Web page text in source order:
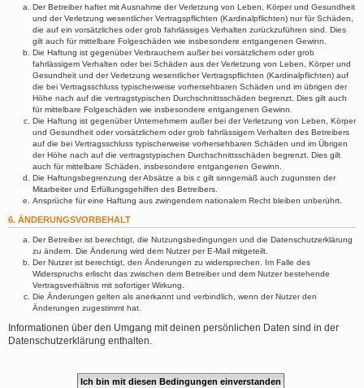
Der Betreiber haftet mit Ausnahme der Verletzung von Leben, Körper und Gesundheit
und der Verletzung wesentlicher Vertragspflichten (Kardinalpflichten) nur für Schäden,
die auf ein vorsätzliches oder grob fahrlässiges Verhalten zurückzuführen sind. Dies
gilt auch für mittelbare Folgeschäden wie insbesondere entgangenen Gewinn.
Die Haftung ist gegenüber Verbrauchern außer bei vorsätzlichem oder grob
fahrlässigem Verhalten oder bei Schäden aus der Verletzung von Leben, Körper und
Gesundheit und der Verletzung wesentlicher Vertragspflichten (Kardinalpflichten) auf
die bei Vertragsschluss typischerweise vorhersehbaren Schäden und im übrigen der
Höhe nach auf die vertragstypischen Durchschnittsschäden begrenzt. Dies gilt auch
für mittelbare Folgeschäden wie insbesondere entgangenen Gewinn.
Die Haftung ist gegenüber Unternehmern außer bei der Verletzung von Leben, Körper
und Gesundheit oder vorsätzlichem oder grob fahrlässigem Verhalten des Betreibers
auf die bei Vertragsschluss typischerweise vorhersehbaren Schäden und im Übrigen
der Höhe nach auf die vertragstypischen Durchschnittsschäden begrenzt. Dies gilt
auch für mittelbare Schäden, insbesondere entgangenen Gewinn.
Die Haftungsbegrenzung der Absätze a bis c gilt sinngemäß auch zugunsten der
Mitarbeiter und Erfüllungsgehilfen des Betreibers.
Ansprüche für eine Haftung aus zwingendem nationalem Recht bleiben unberührt.
6. ÄNDERUNGSVORBEHALT
Der Betreiber ist berechtigt, die Nutzungsbedingungen und die Datenschutzerklärung
zu ändern. Die Änderung wird dem Nutzer per E-Mail mitgeteilt.
Der Nutzer ist berechtigt, den Änderungen zu widersprechen. Im Falle des
Widerspruchs erlischt das zwischen dem Betreiber und dem Nutzer bestehende
Vertragsverhältnis mit sofortiger Wirkung.
Die Änderungen gelten als anerkannt und verbindlich, wenn der Nutzer den
Änderungen zugestimmt hat.
Informationen über den Umgang mit deinen persönlichen Daten sind in der
Datenschutzerklärung enthalten.